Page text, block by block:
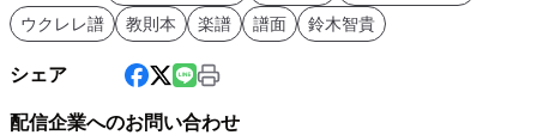
ウクレレ譜
教則本 楽譜 譜面 鈴木智貴
シェア
配信企業へのお問い合わせ